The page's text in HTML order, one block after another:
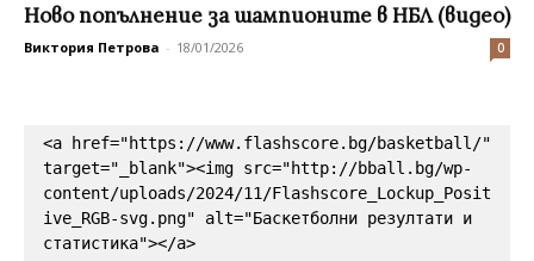
Ново попълнение за шампионите в НБЛ (видео)
Виктория Петрова - 18/01/2026 0
<a href="https://www.flashscore.bg/basketball/"
target="_blank"><img src="http://bball.bg/wp-
content/uploads/2024/11/Flashscore_Lockup_Posit
ive_RGB-svg.png" alt="Баскетболни резултати и
статистика"></a>